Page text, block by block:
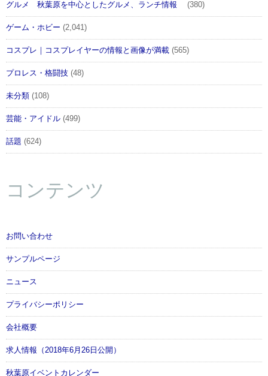
グルメ 秋葉原を中心としたグルメ、ランチ情報 (380)
ゲーム・ホビー (2,041)
コスプレ｜コスプレイヤーの情報と画像が満載 (565)
プロレス・格闘技 (48)
未分類 (108)
芸能・アイドル (499)
話題 (624)
コンテンツ
お問い合わせ
サンプルページ
ニュース
プライバシーポリシー
会社概要
求人情報（2018年6月26日公開）
秋葉原イベントカレンダー